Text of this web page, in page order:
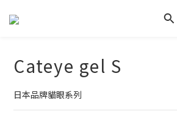
Cateye gel S
日本品牌貓眼系列